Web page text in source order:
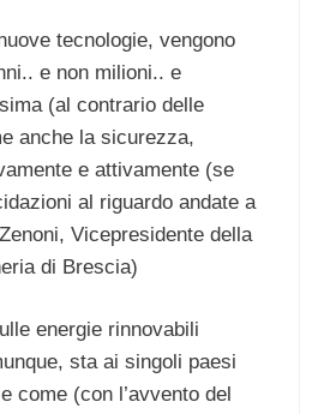
tecnologie, vengono
e non milioni.. e
(al contrario delle
anche la sicurezza,
e attivamente (se
al riguardo andate a
Vicepresidente della
di Brescia)
energie rinnovabili
sta ai singoli paesi
come (con l’avvento del